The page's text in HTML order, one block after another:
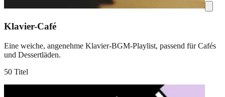
Klavier-Café
Eine weiche, angenehme Klavier-BGM-Playlist, passend für Cafés
und Dessertläden.
50 Titel